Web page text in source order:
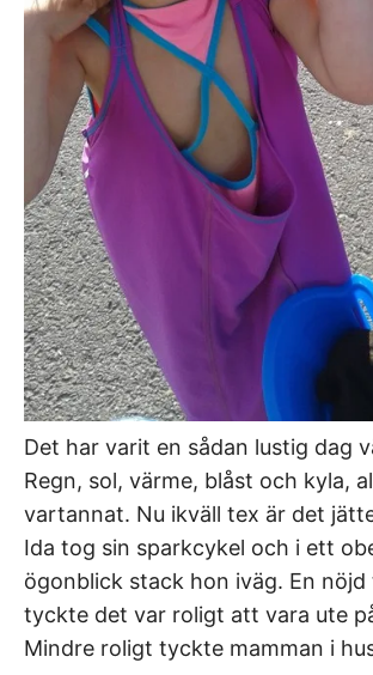
Det har varit en sådan lustig dag
Regn, sol, värme, blåst och kyla,
vartannat. Nu ikväll tex är det
Ida tog sin sparkcykel och i ett
ögonblick stack hon iväg. En nöjd
tyckte det var roligt att vara ute
Mindre roligt tyckte mamman i